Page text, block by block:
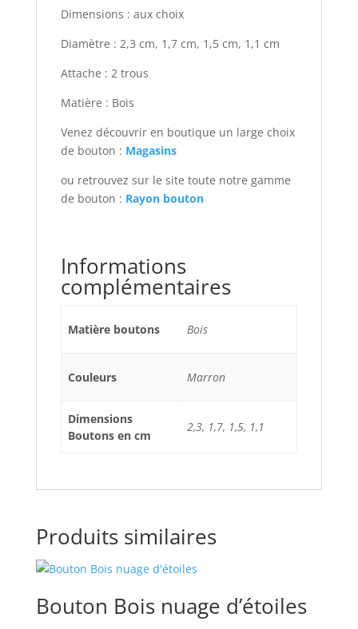
Dimensions : aux choix
Diamètre : 2,3 cm, 1,7 cm, 1,5 cm, 1,1 cm
Attache : 2 trous
Matière : Bois
Venez découvrir en boutique un large choix
de bouton : Magasins
ou retrouvez sur le site toute notre gamme
de bouton : Rayon bouton
Informations
complémentaires
Matière boutons Bois
Couleurs Marron
Dimensions
Boutons en cm
2,3, 1,7, 1,5, 1,1
Produits similaires
Bouton Bois nuage d’étoiles